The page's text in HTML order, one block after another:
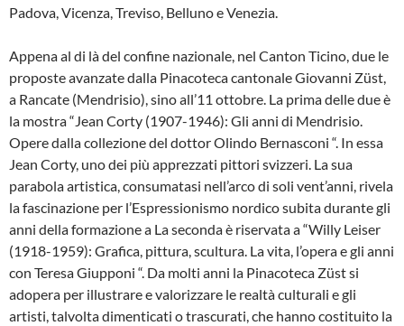
Padova, Vicenza, Treviso, Belluno e Venezia.
Appena al di là del confine nazionale, nel Canton Ticino, due le
proposte avanzate dalla Pinacoteca cantonale Giovanni Züst,
a Rancate (Mendrisio), sino all’11 ottobre. La prima delle due è
la mostra “Jean Corty (1907-1946): Gli anni di Mendrisio.
Opere dalla collezione del dottor Olindo Bernasconi “. In essa
Jean Corty, uno dei più apprezzati pittori svizzeri. La sua
parabola artistica, consumatasi nell’arco di soli vent’anni, rivela
la fascinazione per l’Espressionismo nordico subita durante gli
anni della formazione a La seconda è riservata a “Willy Leiser
(1918-1959): Grafica, pittura, scultura. La vita, l’opera e gli anni
con Teresa Giupponi “. Da molti anni la Pinacoteca Züst si
adopera per illustrare e valorizzare le realtà culturali e gli
artisti, talvolta dimenticati o trascurati, che hanno costituito la